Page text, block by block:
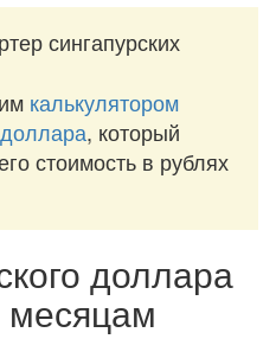
сингапурских
калькулятором
, который
стоимость в рублях
доллара
месяцам